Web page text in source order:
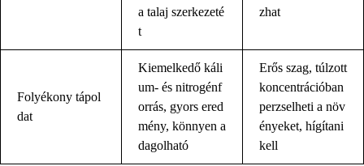
a talaj szerkezeté
t
zhat
Folyékony tápol
dat
Kiemelkedő káli
um- és nitrogénf
orrás, gyors ered
mény, könnyen a
dagolható
Erős szag, túlzott
koncentrációban
perzselheti a növ
ényeket, hígítani
kell